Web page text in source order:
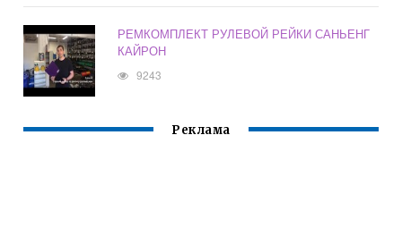
РЕМКОМПЛЕКТ РУЛЕВОЙ РЕЙКИ САНЬЕНГ
КАЙРОН
9243
Реклама